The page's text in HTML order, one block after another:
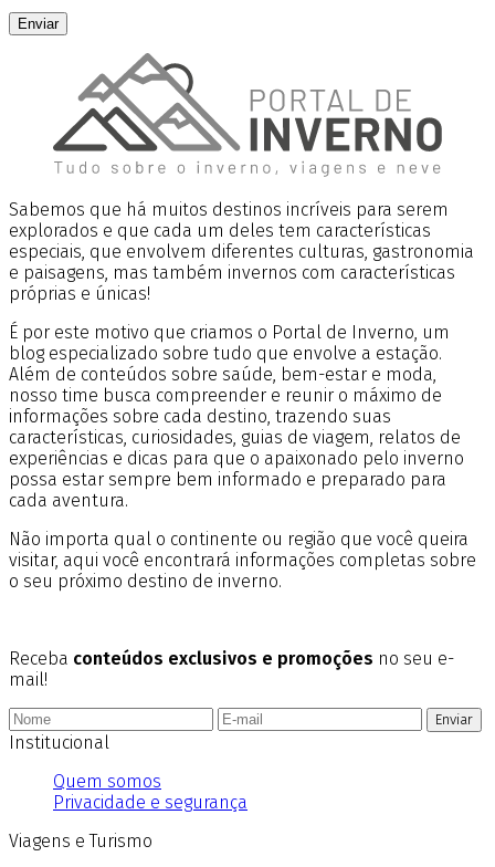
Enviar
Sabemos que há muitos destinos incríveis para serem
explorados e que cada um deles tem características
especiais, que envolvem diferentes culturas, gastronomia
e paisagens, mas também invernos com características
próprias e únicas!
É por este motivo que criamos o Portal de Inverno, um
blog especializado sobre tudo que envolve a estação.
Além de conteúdos sobre saúde, bem-estar e moda,
nosso time busca compreender e reunir o máximo de
informações sobre cada destino, trazendo suas
características, curiosidades, guias de viagem, relatos de
experiências e dicas para que o apaixonado pelo inverno
possa estar sempre bem informado e preparado para
cada aventura.
Não importa qual o continente ou região que você queira
visitar, aqui você encontrará informações completas sobre
o seu próximo destino de inverno.
Receba conteúdos exclusivos e promoções no seu e-
mail!
Enviar
Institucional
Quem somos
Privacidade e segurança
Viagens e Turismo